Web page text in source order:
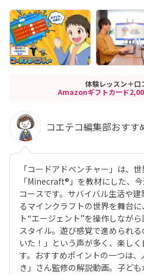
体験レッスン＋口
Amazonギフトカード
コエテコ編集部おすす
「コードアドベンチャー」は、
「Minecraft®」を教材にした、
コースです。サバイバル生活や
るマインクラフトの世界を舞台
ト“エージェント”を操作しなが
スタイル。遊び感覚で進められ
いた！」という声が多く、楽し
す。おすすめポイントの一つは
き」さん監修の解説動画。子ど